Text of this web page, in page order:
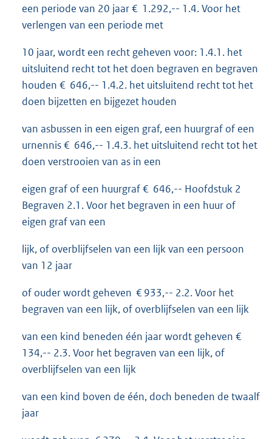
een periode van 20 jaar € 1.292,-- 1.4. Voor het
verlengen van een periode met
10 jaar, wordt een recht geheven voor: 1.4.1. het
uitsluitend recht tot het doen begraven en begraven
houden € 646,-- 1.4.2. het uitsluitend recht tot het
doen bijzetten en bijgezet houden
van asbussen in een eigen graf, een huurgraf of een
urnennis € 646,-- 1.4.3. het uitsluitend recht tot het
doen verstrooien van as in een
eigen graf of een huurgraf € 646,-- Hoofdstuk 2
Begraven 2.1. Voor het begraven in een huur of
eigen graf van een
lijk, of overblijfselen van een lijk van een persoon
van 12 jaar
of ouder wordt geheven € 933,-- 2.2. Voor het
begraven van een lijk, of overblijfselen van een lijk
van een kind beneden één jaar wordt geheven €
134,-- 2.3. Voor het begraven van een lijk, of
overblijfselen van een lijk
van een kind boven de één, doch beneden de twaalf
jaar